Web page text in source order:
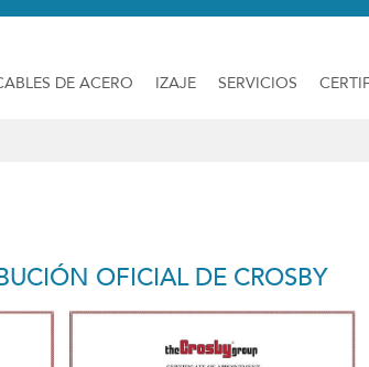
DE ACERO IZAJE SERVICIOS
OFICIAL DE CROSBY